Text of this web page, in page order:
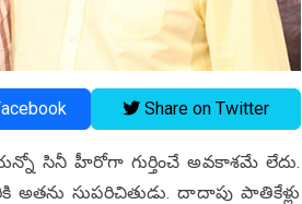
Share on Twitter
సినీ హీరోగా గుర్తించే అవకాశమే లేదు.
సుపరిచితుడు. దాదాపు పాతికేళ్లు